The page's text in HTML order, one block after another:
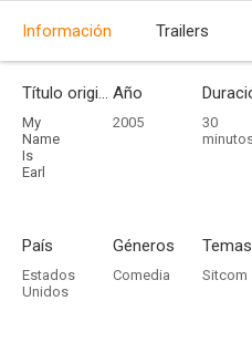
Información Trailers
Título original
My
Name
Is
Earl
Año
2005
30
País
Estados
Unidos
Géneros
Comedia
Temas
Sitcom